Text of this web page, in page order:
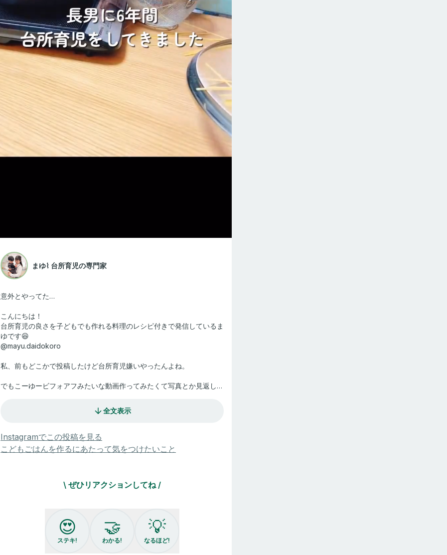
まゆ⌇ 台所育児の専門家
意外とやってた…
こんにちは！
台所育児の良さを子どもでも作れる料理のレシピ付きで発信しているま
ゆです😆
@mayu.daidokoro
私、前もどこかで投稿したけど台所育児嫌いやったんよね。
でもこーゆービフォアフみたいな動画作ってみたくて写真とか見返した
あ、「それも台所育児です」って言われて「え、そうなの！？」ってな
長男はまだ年長さんやけど毎日帰ってきたら言わなくても手を洗って服
を着替えて(オヤツが先になることもあるけどw)お弁当箱とプリント系
✿.•¨•.¸¸.•¨•.¸¸❀✿❀.•¨•.¸¸.•¨•.✿
全文表示
Instagramでこの投稿を見る
こどもごはんを作るにあたって気をつけたいこと
\ ぜひリアクションしてね /
😍
ステキ!
🤝
わかる!
💡
なるほど!